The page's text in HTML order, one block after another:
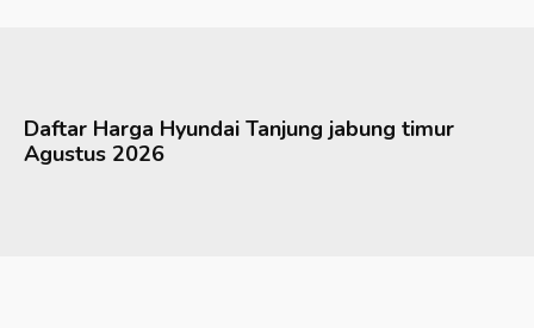
Daftar Harga Hyundai Tanjung jabung timur
Agustus 2026